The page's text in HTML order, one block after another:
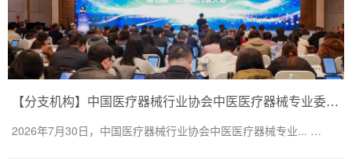
【分支机构】中国医疗器械行业协会中医医疗器械专业委员会换届会议暨第二届一次委员大会圆满召开
2026年7月30日，中国医疗器械行业协会中医医疗器械专业... …